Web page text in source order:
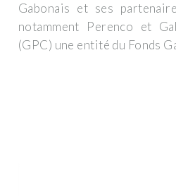
Gabonais et ses
notamment Perenco et
(GPC) une entité du Fonds